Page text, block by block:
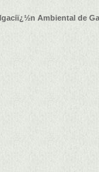
Ambiental de